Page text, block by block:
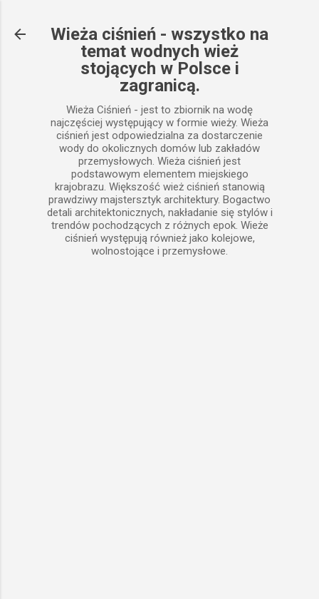
Wieża ciśnień - wszystko na
temat wodnych wież
stojących w Polsce i
zagranicą.
Wieża Ciśnień - jest to zbiornik na wodę
najczęściej występujący w formie wieży. Wieża
ciśnień jest odpowiedzialna za dostarczenie
wody do okolicznych domów lub zakładów
przemysłowych. Wieża ciśnień jest
podstawowym elementem miejskiego
krajobrazu. Większość wież ciśnień stanowią
prawdziwy majstersztyk architektury. Bogactwo
detali architektonicznych, nakładanie się stylów i
trendów pochodzących z różnych epok. Wieże
ciśnień występują również jako kolejowe,
wolnostojące i przemysłowe.